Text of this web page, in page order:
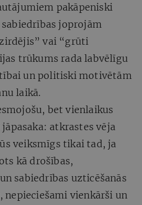
pakāpeniski
joprojām
vai “grūti
trūkums rada labvēlīgu
un politiski motivētām
laikā.
bet vienlaikus
atkrastes vēja
veiksmīgs tikai tad, ja
kā drošības,
sabiedrības uzticēšanās
vienkārši un